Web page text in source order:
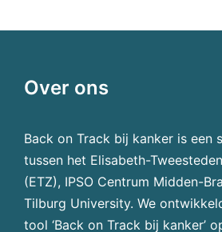
Over ons
Back on Track bij kanker is een
tussen het Elisabeth-
(ETZ), IPSO Centrum Midden-
Tilburg University. We
tool ‘Back on Track bij kanker’